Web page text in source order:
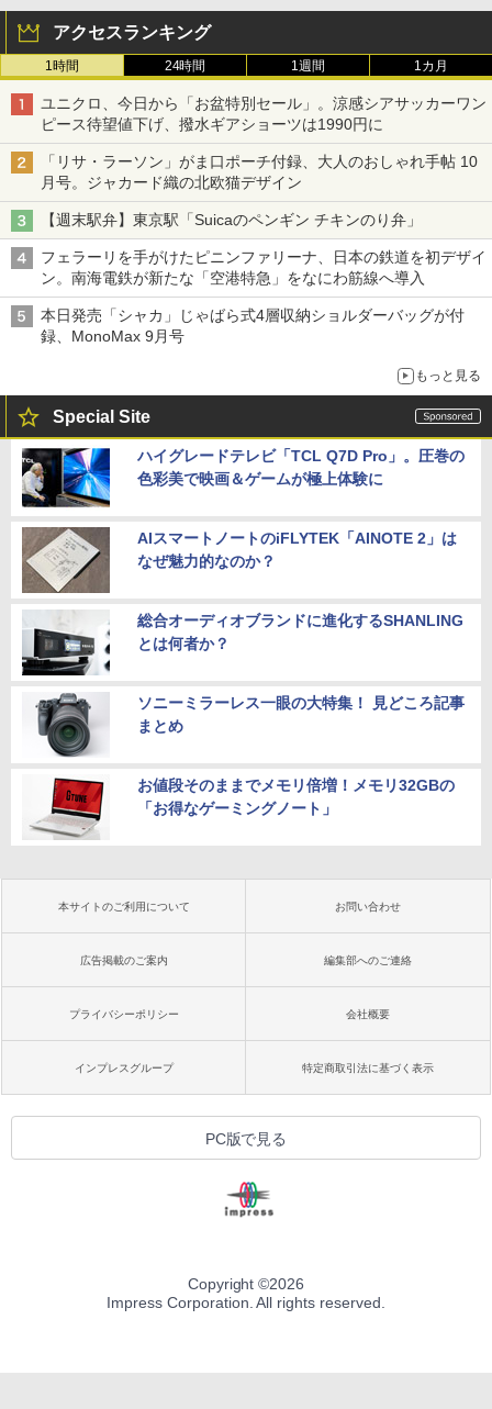
アクセスランキング
1時間 24時間 1週間 1カ月
ユニクロ、今日から「お盆特別セール」。涼感シアサッカーワン
ピース待望値下げ、撥水ギアショーツは1990円に
「リサ・ラーソン」がま口ポーチ付録、大人のおしゃれ手帖 10
月号。ジャカード織の北欧猫デザイン
【週末駅弁】東京駅「Suicaのペンギン チキンのり弁」
フェラーリを手がけたピニンファリーナ、日本の鉄道を初デザイ
ン。南海電鉄が新たな「空港特急」をなにわ筋線へ導入
本日発売「シャカ」じゃばら式4層収納ショルダーバッグが付
録、MonoMax 9月号
もっと見る
Special Site
ハイグレードテレビ「TCL Q7D Pro」。圧巻の
色彩美で映画＆ゲームが極上体験に
AIスマートノートのiFLYTEK「AINOTE 2」は
なぜ魅力的なのか？
総合オーディオブランドに進化するSHANLING
とは何者か？
ソニーミラーレス一眼の大特集！ 見どころ記事
まとめ
お値段そのままでメモリ倍増！メモリ32GBの
「お得なゲーミングノート」
本サイトのご利用について お問い合わせ
広告掲載のご案内 編集部へのご連絡
プライバシーポリシー 会社概要
インプレスグループ 特定商取引法に基づく表示
PC版で見る
Copyright ©2026
Impress Corporation. All rights reserved.